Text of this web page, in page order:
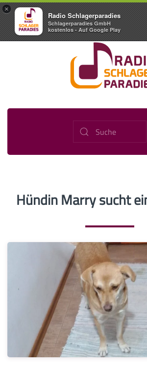
×
Radio Schlagerparadies
Schlagerparadies GmbH
kostenlos - Auf Google Play
Hündin Marry sucht